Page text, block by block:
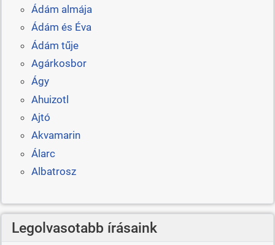
Ádám almája
Ádám és Éva
Ádám tűje
Agárkosbor
Ágy
Ahuizotl
Ajtó
Akvamarin
Álarc
Albatrosz
Legolvasotabb írásaink